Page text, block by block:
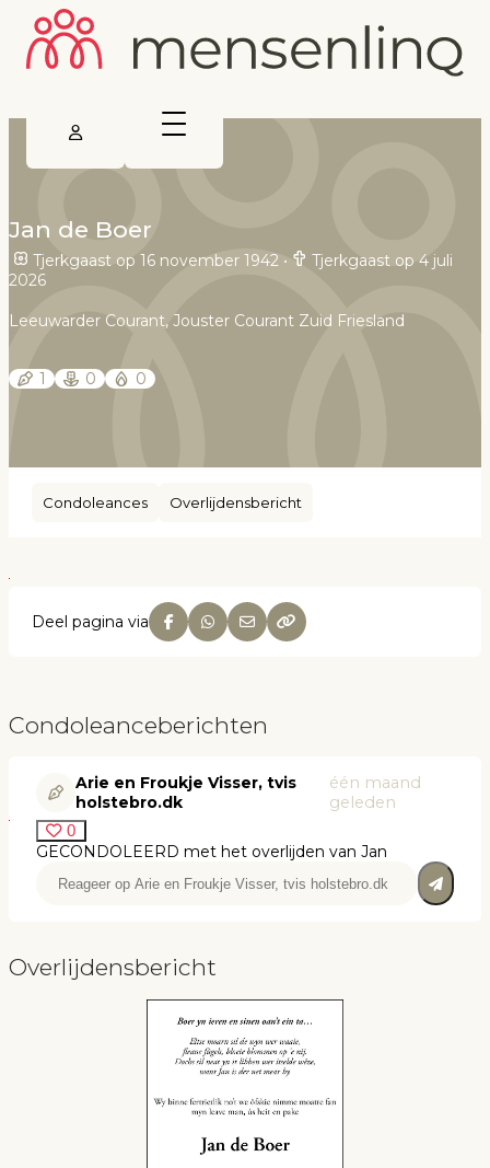
Jan de Boer
Tjerkgaast op 16 november 1942 •
Tjerkgaast op 4 juli
2026
Leeuwarder Courant, Jouster Courant Zuid Friesland
1 0 0
Condoleances Overlijdensbericht
Deel pagina via
Condoleanceberichten
Arie en Froukje Visser, tvis
holstebro.dk
één maand
geleden
0
GECONDOLEERD met het overlijden van Jan
Overlijdensbericht